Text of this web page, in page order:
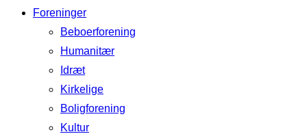
Foreninger
Beboerforening
Humanitær
Idræt
Kirkelige
Boligforening
Kultur